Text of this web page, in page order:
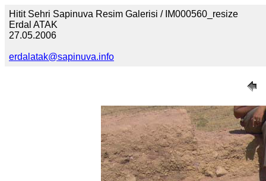
Hitit Sehri Sapinuva Resim Galerisi / IM000560_resize
Erdal ATAK
27.05.2006
erdalatak@sapinuva.info